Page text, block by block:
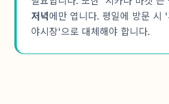
저녁에만 엽니다. 평일에 방문 시 '
야시장'으로 대체해야 합니다.